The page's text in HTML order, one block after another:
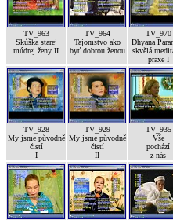
TV_963
Skúška starej
múdrej ženy II
TV_964
Tajomstvo ako
byť dobrou ženou
TV_970
Dhyana
skvělá
praxe I
TV_928
My jsme původně
čistí
I
TV_929
My jsme původně
čistí
II
TV_935
Vše
pochází
z nás